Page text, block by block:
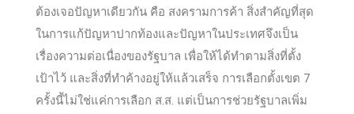
ต้องเจอปัญหาเดียวกัน คือ สงครามการค้า สิ่งสำคัญที่สุด
ในการแก้ปัญหาปากท้องและปัญหาในประเทศจึงเป็น
เรื่องความต่อเนื่องของรัฐบาล เพื่อให้ได้ทำตามสิ่งที่ตั้ง
เป้าไว้ และสิ่งที่ทำค้างอยู่ให้แล้วเสร็จ การเลือกตั้งเขต 7
ครั้งนี้ไม่ใช่แค่การเลือก ส.ส. แต่เป็นการช่วยรัฐบาลเพิ่ม